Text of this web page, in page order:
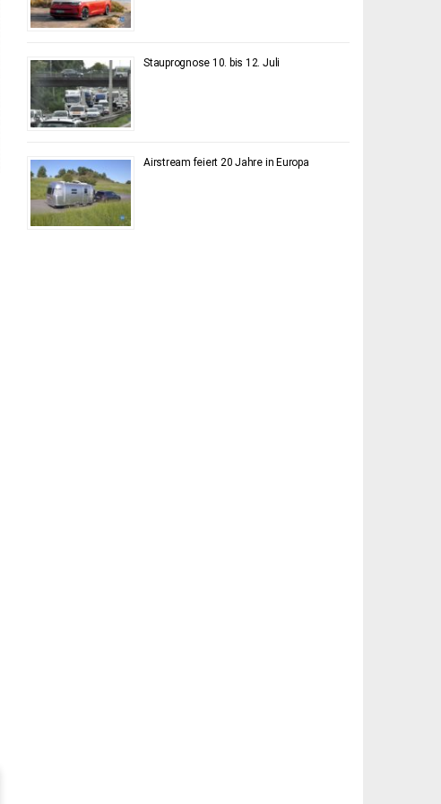
Stauprognose 10. bis 12. Juli
Airstream feiert 20 Jahre in Europa